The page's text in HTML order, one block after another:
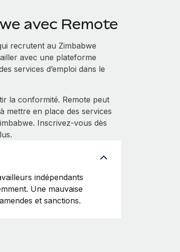
avec Remote
recrutent au Zimbabwe
avec une plateforme
services d’emploi dans le
la conformité. Remote peut
mettre en place des services
Inscrivez-vous dès
indépendants
Une mauvaise
et sanctions.